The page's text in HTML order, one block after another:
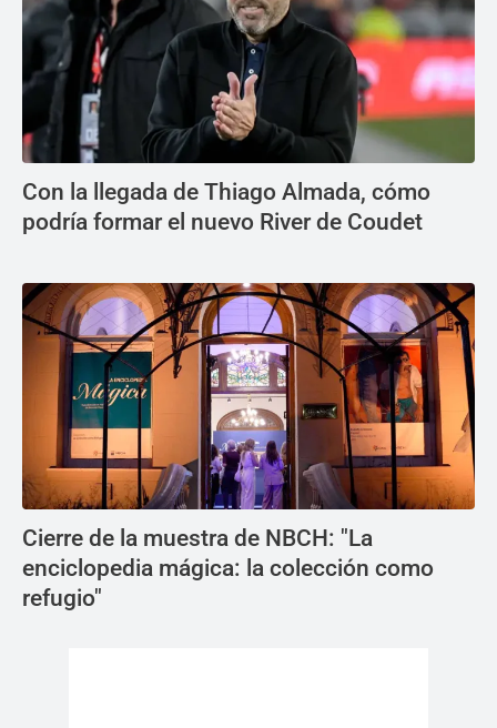
Con la llegada de Thiago Almada, cómo
podría formar el nuevo River de Coudet
Cierre de la muestra de NBCH: "La
enciclopedia mágica: la colección como
refugio"